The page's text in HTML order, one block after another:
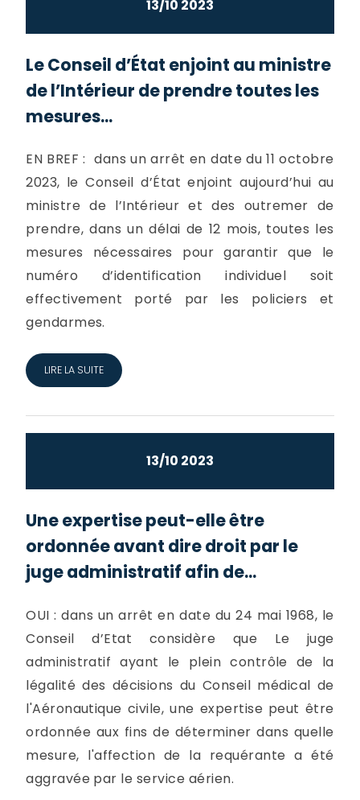
13/10 2023
Le Conseil d’État enjoint au ministre
de l’Intérieur de prendre toutes les
mesures...
EN BREF : dans un arrêt en date du 11 octobre
2023, le Conseil d’État enjoint aujourd’hui au
ministre de l’Intérieur et des outremer de
prendre, dans un délai de 12 mois, toutes les
mesures nécessaires pour garantir que le
numéro d’identification individuel soit
effectivement porté par les policiers et
gendarmes.
LIRE LA SUITE
13/10 2023
Une expertise peut-elle être
ordonnée avant dire droit par le
juge administratif afin de...
OUI : dans un arrêt en date du 24 mai 1968, le
Conseil d’Etat considère que Le juge
administratif ayant le plein contrôle de la
légalité des décisions du Conseil médical de
l'Aéronautique civile, une expertise peut être
ordonnée aux fins de déterminer dans quelle
mesure, l'affection de la requérante a été
aggravée par le service aérien.